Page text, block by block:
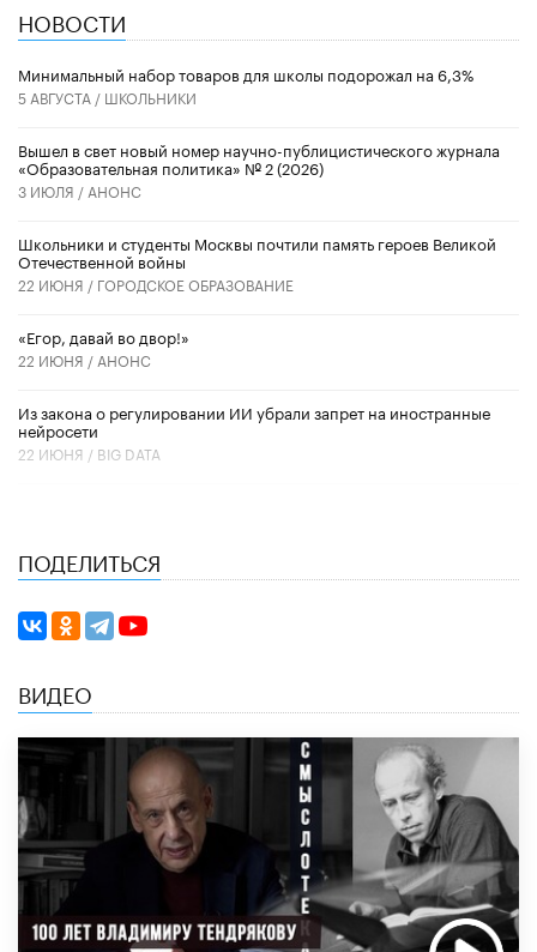
НОВОСТИ
Минимальный набор товаров для школы подорожал на 6,3%
5 АВГУСТА / ШКОЛЬНИКИ
Вышел в свет новый номер научно-публицистического журнала
«Образовательная политика» № 2 (2026)
3 ИЮЛЯ / АНОНС
Школьники и студенты Москвы почтили память героев Великой
Отечественной войны
22 ИЮНЯ / ГОРОДСКОЕ ОБРАЗОВАНИЕ
«Егор, давай во двор!»
22 ИЮНЯ / АНОНС
Из закона о регулировании ИИ убрали запрет на иностранные
нейросети
22 ИЮНЯ / BIG DATA
ПОДЕЛИТЬСЯ
ВИДЕО